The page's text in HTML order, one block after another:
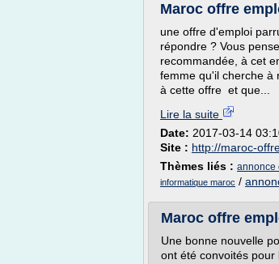
Maroc offre
une offre d'emploi
répondre ? Vous
recommandée, à cet
femme qu'il cherche à
à cette offre et que...
Lire la suite
Date: 2017-03-14
Site : http://maroc-
Thèmes liés : annonce
informatique maroc /
Maroc offre
Une bonne nouvelle
ont été convoités